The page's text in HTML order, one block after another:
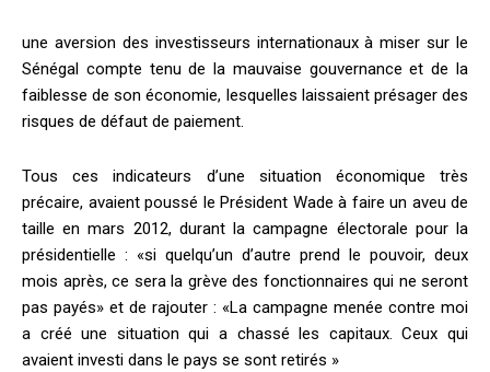
une aversion des investisseurs internationaux à miser sur le
Sénégal compte tenu de la mauvaise gouvernance et de la
faiblesse de son économie, lesquelles laissaient présager des
risques de défaut de paiement.
Tous ces indicateurs d’une situation économique très
précaire, avaient poussé le Président Wade à faire un aveu de
taille en mars 2012, durant la campagne électorale pour la
présidentielle : «si quelqu’un d’autre prend le pouvoir, deux
mois après, ce sera la grève des fonctionnaires qui ne seront
pas payés» et de rajouter : «La campagne menée contre moi
a créé une situation qui a chassé les capitaux. Ceux qui
avaient investi dans le pays se sont retirés »